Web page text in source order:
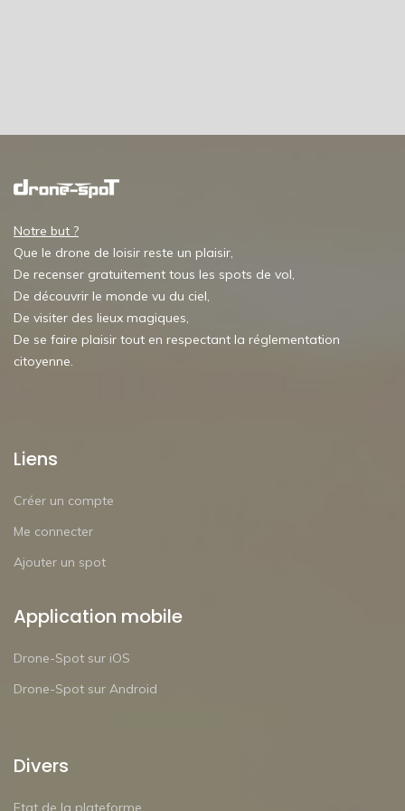
Notre but ?
Que le drone de loisir reste un plaisir,
De recenser gratuitement tous les spots de vol,
De découvrir le monde vu du ciel,
De visiter des lieux magiques,
De se faire plaisir tout en respectant la réglementation
citoyenne.
Liens
Créer un compte
Me connecter
Ajouter un spot
Application mobile
Drone-Spot sur iOS
Drone-Spot sur Android
Divers
Etat de la plateforme